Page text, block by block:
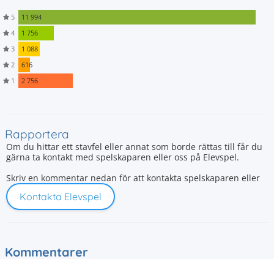
5
11 994
4
1 756
3
1 088
2
616
1
2 756
Rapportera
Om du hittar ett stavfel eller annat som borde rättas till får du
gärna ta kontakt med spelskaparen eller oss på Elevspel.
Skriv en kommentar nedan för att kontakta spelskaparen eller
Kontakta Elevspel
Kommentarer